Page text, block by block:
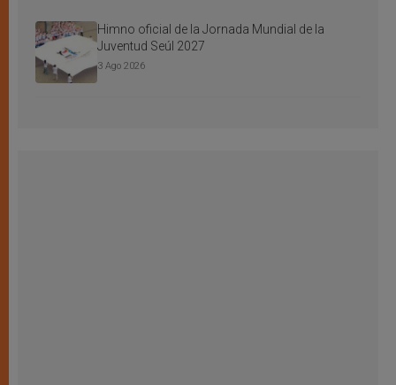
Himno oficial de la Jornada Mundial de la
Juventud Seúl 2027
3 Ago 2026